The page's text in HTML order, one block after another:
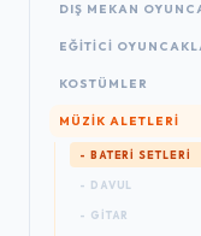
DIŞ MEKAN
EĞITICI
KOSTÜMLER
MÜZIK ALETLERI
- BATERI SETLERI
- DAVUL
- GITAR